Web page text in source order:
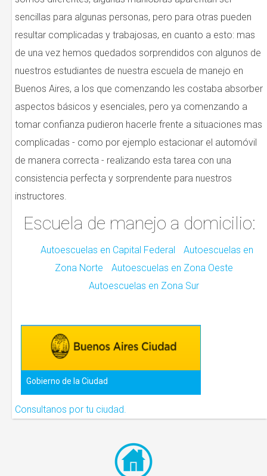
sencillas para algunas personas, pero para otras pueden
resultar complicadas y trabajosas, en cuanto a esto: mas
de una vez hemos quedados sorprendidos con algunos de
nuestros estudiantes de nuestra escuela de manejo en
Buenos Aires, a los que comenzando les costaba absorber
aspectos básicos y esenciales, pero ya comenzando a
tomar confianza pudieron hacerle frente a situaciones mas
complicadas - como por ejemplo estacionar el automóvil
de manera correcta - realizando esta tarea con una
consistencia perfecta y sorprendente para nuestros
instructores.
Escuela de manejo a domicilio:
Autoescuelas en Capital Federal
Autoescuelas en
Zona Norte
Autoescuelas en Zona Oeste
Autoescuelas en Zona Sur
Gobierno de la Ciudad
Consultanos por tu ciudad.